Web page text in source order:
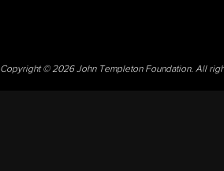
Copyright © 2026 John Templeton Foundation. All